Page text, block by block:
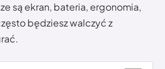
są ekran, bateria, ergonomia,
będziesz walczyć z